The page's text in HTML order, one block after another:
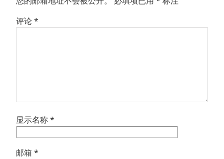
评论*
显示名称*
邮箱 *